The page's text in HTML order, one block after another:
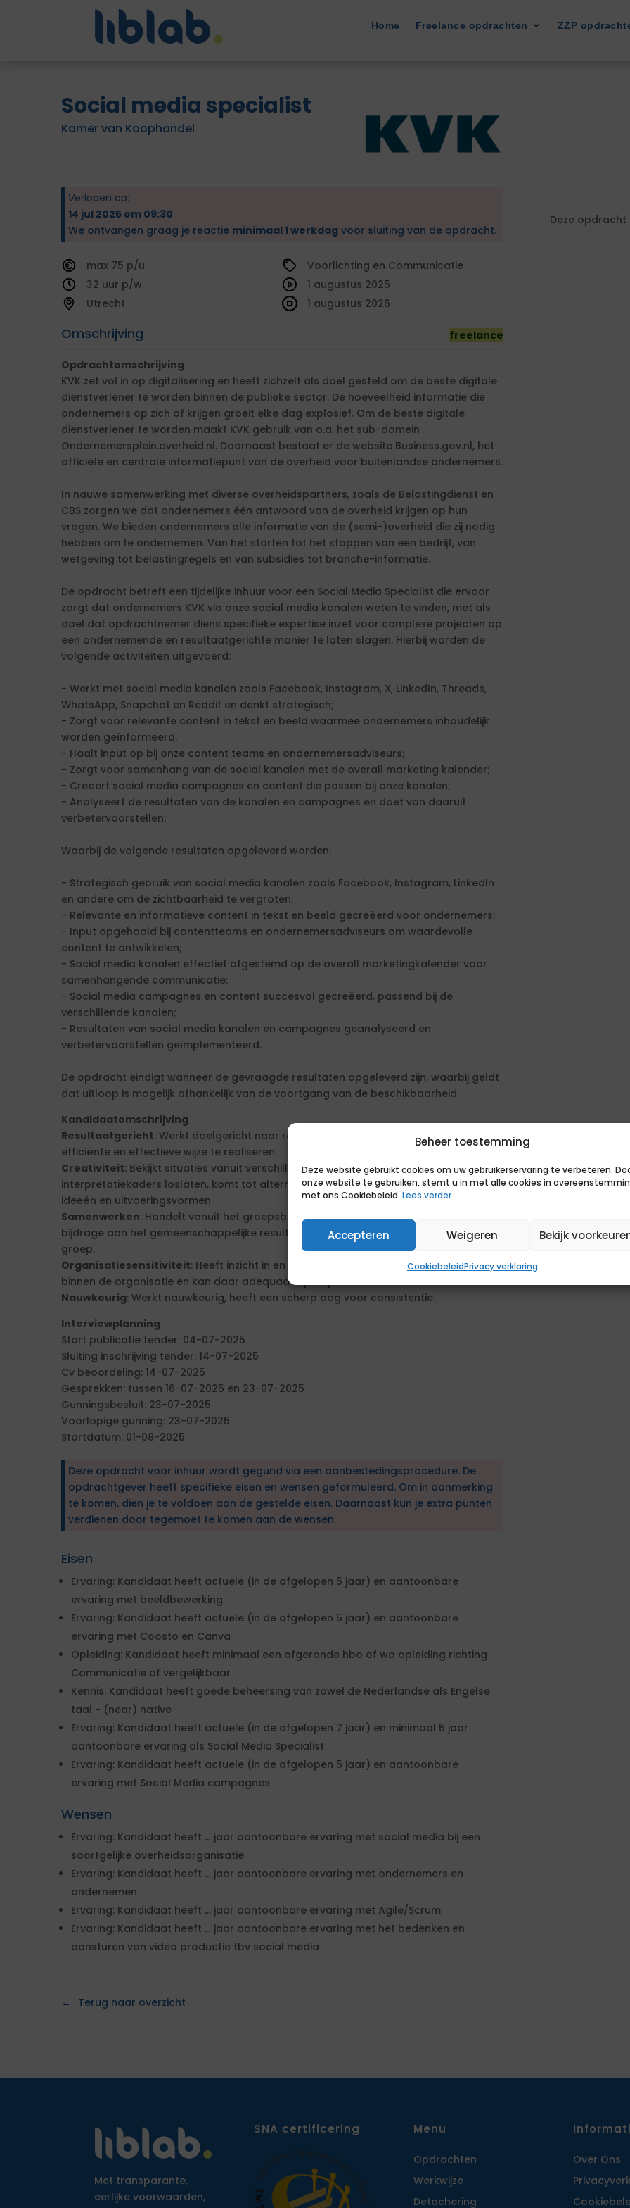
Beheer toestemming
Deze website gebruikt cookies om uw gebruikerservaring te verbeteren.
onze website te gebruiken, stemt u in met alle cookies in
met ons Cookiebeleid. Lees verder
Accepteren Weigeren Bekijk
CookiebeleidPrivacy verklaring
Home Freelance opdrachten ZZP
Social media specialist
Kamer van Koophandel
Verlopen op:
14 jul 2025 om 09:30
We ontvangen graag je reactie minimaal 1 werkdag voor sluiting van de opdracht.
75
32
Utrecht
Voorlichting en Communicatie
Omschrijving freelance
1 augustus 2025
1 augustus 2026
Opdrachtomschrijving
KVK zet vol in op digitalisering en heeft zichzelf als doel gesteld om de beste digitale
dienstverlener te worden binnen de publieke sector. De hoeveelheid informatie die
ondernemers op zich af krijgen groeit elke dag explosief. Om de beste digitale
dienstverlener te worden maakt KVK gebruik van o.a. het sub-domein
Ondernemersplein.overheid.nl. Daarnaast bestaat er de website Business.gov.nl, het
officiële en centrale informatiepunt van de overheid voor buitenlandse ondernemers.
In nauwe samenwerking met diverse overheidspartners, zoals de Belastingdienst en
CBS zorgen we dat ondernemers één antwoord van de overheid krijgen op hun
vragen. We bieden ondernemers alle informatie van de (semi-)overheid die zij nodig
hebben om te ondernemen. Van het starten tot het stoppen van een bedrijf, van
wetgeving tot belastingregels en van subsidies tot branche-informatie.
De opdracht betreft een tijdelijke inhuur voor een Social Media Specialist die ervoor
zorgt dat ondernemers KVK via onze social media kanalen weten te vinden, met als
doel dat opdrachtnemer diens specifieke expertise inzet voor complexe projecten op
een ondernemende en resultaatgerichte manier te laten slagen. Hierbij worden de
volgende activiteiten uitgevoerd:
- Werkt met social media kanalen zoals Facebook, Instagram, X, LinkedIn, Threads,
WhatsApp, Snapchat en Reddit en denkt strategisch;
- Zorgt voor relevante content in tekst en beeld waarmee ondernemers inhoudelijk
worden geïnformeerd;
- Haalt input op bij onze content teams en ondernemersadviseurs;
- Zorgt voor samenhang van de social kanalen met de overall marketing kalender;
- Creëert social media campagnes en content die passen bij onze kanalen;
- Analyseert de resultaten van de kanalen en campagnes en doet van daaruit
verbetervoorstellen;
Waarbij de volgende resultaten opgeleverd worden:
- Strategisch gebruik van social media kanalen zoals Facebook, Instagram, LinkedIn
en andere om de zichtbaarheid te vergroten;
- Relevante en informatieve content in tekst en beeld gecreëerd voor ondernemers;
- Input opgehaald bij contentteams en ondernemersadviseurs om waardevolle
content te ontwikkelen;
- Social media kanalen effectief afgestemd op de overall marketingkalender voor
samenhangende communicatie;
- Social media campagnes en content succesvol gecreëerd, passend bij de
verschillende kanalen;
- Resultaten van social media kanalen en campagnes geanalyseerd en
verbetervoorstellen geïmplementeerd.
De opdracht eindigt wanneer de gevraagde resultaten opgeleverd zijn, waarbij geldt
dat uitloop is mogelijk afhankelijk van de voortgang van de beschikbaarheid.
Kandidaatomschrijving
Resultaatgericht: Werkt doelgericht naar resultaten toe en weet resultaten op
efficiënte en effectieve wijze te realiseren.
Creativiteit: Bekijkt situaties vanuit verschillende invalshoeken. Kan vaststaande
interpretatiekaders loslaten, komt tot alternatieve, oorspronkelijke en vernieuwende
ideeën en uitvoeringsvormen.
Samenwerken: Handelt vanuit het groepsbelang en levert samen met anderen een
bijdrage aan het gemeenschappelijke resultaat en aan de relaties en sfeer in de
groep.
Organisatiesensitiviteit: Heeft inzicht in en is alert op (in)formele verhoudingen
binnen de organisatie en kan daar adequaat op inspelen.
Nauwkeurig: Werkt nauwkeurig, heeft een scherp oog voor consistentie.
Interviewplanning
Start publicatie tender: 04-07-2025
Sluiting inschrijving tender: 14-07-2025
Cv beoordeling: 14-07-2025
Gesprekken: tussen 16-07-2025 en 23-07-2025
Gunningsbesluit: 23-07-2025
Voorlopige gunning: 23-07-2025
Startdatum: 01-08-2025
Deze opdracht voor inhuur wordt gegund via een aanbestedingsprocedure. De
opdrachtgever heeft specifieke eisen en wensen geformuleerd. Om in aanmerking
te komen, dien je te voldoen aan de gestelde eisen. Daarnaast kun je extra punten
verdienen door tegemoet te komen aan de wensen.
Eisen
Ervaring: Kandidaat heeft actuele (in de afgelopen 5 jaar) en aantoonbare
ervaring met beeldbewerking
Ervaring: Kandidaat heeft actuele (in de afgelopen 5 jaar) en aantoonbare
ervaring met Coosto en Canva
Opleiding: Kandidaat heeft minimaal een afgeronde hbo of wo opleiding richting
Communicatie of vergelijkbaar
Kennis: Kandidaat heeft goede beheersing van zowel de Nederlandse als Engelse
taal - (near) native
Ervaring: Kandidaat heeft actuele (in de afgelopen 7 jaar) en minimaal 5 jaar
aantoonbare ervaring als Social Media Specialist
Ervaring: Kandidaat heeft actuele (in de afgelopen 5 jaar) en aantoonbare
ervaring met Social Media campagnes
Wensen
Ervaring: Kandidaat heeft ... jaar aantoonbare ervaring met social media bij een
soortgelijke overheidsorganisatie
Ervaring: Kandidaat heeft ... jaar aantoonbare ervaring met ondernemers en
ondernemen
Ervaring: Kandidaat heeft ... jaar aantoonbare ervaring met Agile/Scrum
Ervaring: Kandidaat heeft ... jaar aantoonbare ervaring met het bedenken en
aansturen van video productie tbv social media
Deze opdracht
Terug naar overzicht
Met transparante,
eerlijke voorwaarden,
SNA certificering Menu
Opdrachten
Werkwijze
Detachering
Over Ons